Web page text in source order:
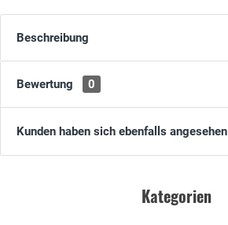
Beschreibung
Bewertung 0
Kunden haben sich ebenfalls angesehen
Kategorien